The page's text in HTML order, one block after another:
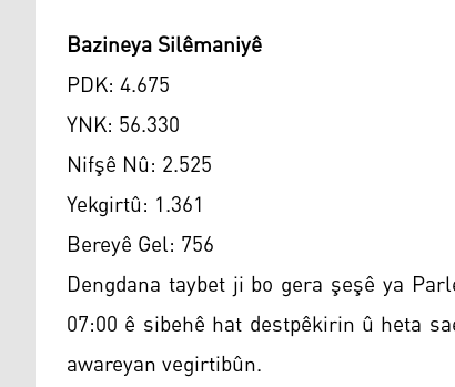
Bazineya Silêmaniyê
PDK: 4.675
YNK: 56.330
Nifşê Nû: 2.525
Yekgirtû: 1.361
Bereyê Gel: 756
Dengdana taybet ji bo gera şeşê ya
07:00 ê sibehê hat destpêkirin û heta
awareyan vegirtibûn.